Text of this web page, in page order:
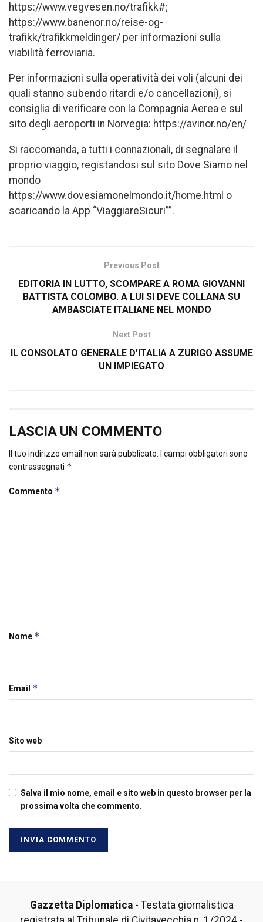
https://www.vegvesen.no/trafikk#;
https://www.banenor.no/reise-og-
trafikk/trafikkmeldinger/ per informazioni sulla
viabilità ferroviaria.
Per informazioni sulla operatività dei voli (alcuni dei
quali stanno subendo ritardi e/o cancellazioni), si
consiglia di verificare con la Compagnia Aerea e sul
sito degli aeroporti in Norvegia: https://avinor.no/en/
Si raccomanda, a tutti i connazionali, di segnalare il
proprio viaggio, registandosi sul sito Dove Siamo nel
mondo
https://www.dovesiamonelmondo.it/home.html o
scaricando la App “ViaggiareSicuri””.
Previous Post
EDITORIA IN LUTTO, SCOMPARE A ROMA GIOVANNI
BATTISTA COLOMBO. A LUI SI DEVE COLLANA SU
AMBASCIATE ITALIANE NEL MONDO
Next Post
IL CONSOLATO GENERALE D’ITALIA A ZURIGO ASSUME
UN IMPIEGATO
LASCIA UN COMMENTO
Il tuo indirizzo email non sarà pubblicato. I campi obbligatori sono
contrassegnati *
Commento *
Nome *
Email *
Sito web
Salva il mio nome, email e sito web in questo browser per la
prossima volta che commento.
Gazzetta Diplomatica- Testata giornalistica